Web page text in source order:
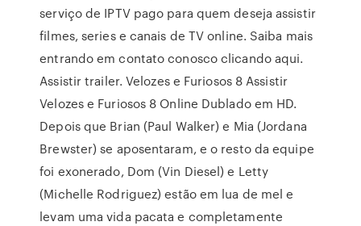
serviço de IPTV pago para quem deseja assistir
filmes, series e canais de TV online. Saiba mais
entrando em contato conosco clicando aqui.
Assistir trailer. Velozes e Furiosos 8 Assistir
Velozes e Furiosos 8 Online Dublado em HD.
Depois que Brian (Paul Walker) e Mia (Jordana
Brewster) se aposentaram, e o resto da equipe
foi exonerado, Dom (Vin Diesel) e Letty
(Michelle Rodriguez) estão em lua de mel e
levam uma vida pacata e completamente